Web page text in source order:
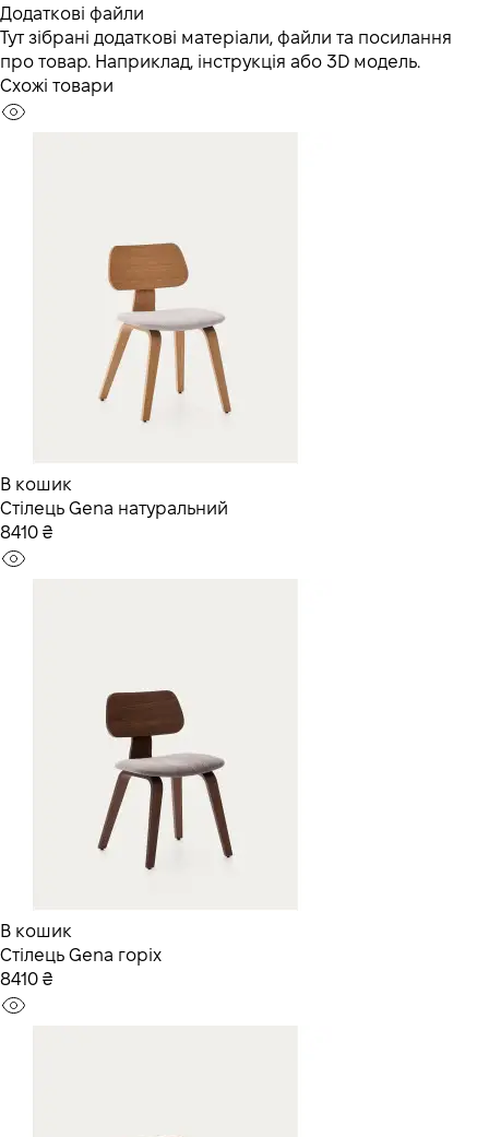
Додаткові файли
Тут зібрані додаткові матеріали, файли та посилання
про товар. Наприклад, інструкція або 3D модель.
Схожі товари
В кошик
Стілець Gena натуральний
8410 ₴
В кошик
Стілець Gena горіх
8410 ₴